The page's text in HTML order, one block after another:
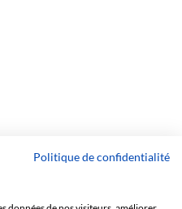
Politique de confidentialité